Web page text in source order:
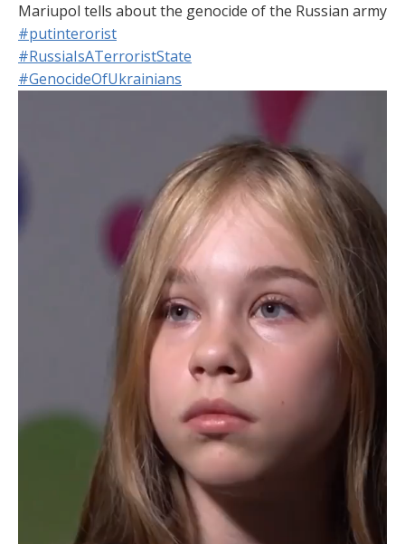
Mariupol tells about the genocide of the Russian army
#putinterorist
#RussiaIsATerroristState
#GenocideOfUkrainians